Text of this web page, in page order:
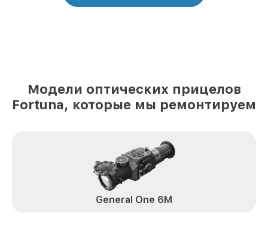
Модели оптических прицелов
Fortuna, которые мы ремонтируем
General One 6M